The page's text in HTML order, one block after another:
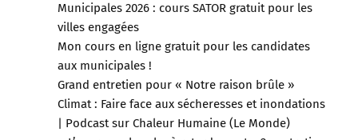
Municipales 2026 : cours SATOR gratuit pour les
villes engagées
Mon cours en ligne gratuit pour les candidates
aux municipales !
Grand entretien pour « Notre raison brûle »
Climat : Faire face aux sécheresses et inondations
| Podcast sur Chaleur Humaine (Le Monde)